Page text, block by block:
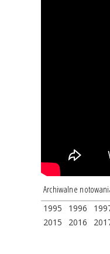
Archiwalne
1995 1996
2015
2016